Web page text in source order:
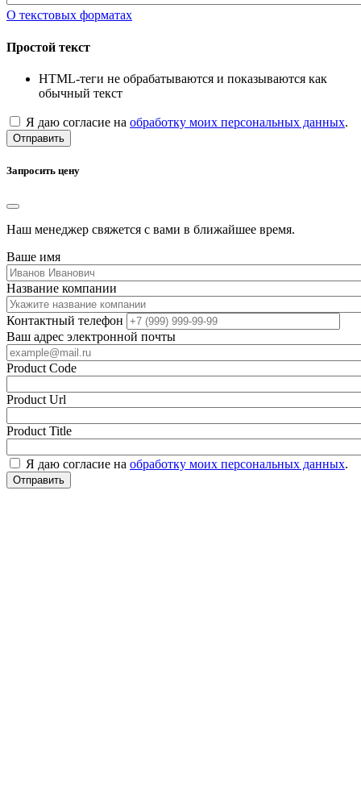
О текстовых форматах
Простой текст
HTML-теги не обрабатываются и показываются как
обычный текст
Я даю согласие на обработку моих персональных данных.
Отправить
Запросить цену
Наш менеджер свяжется с вами в ближайшее время.
Ваше имя
Название компании
Контактный телефон
Ваш адрес электронной почты
Product Code
Product Url
Product Title
Я даю согласие на обработку моих персональных данных.
Отправить